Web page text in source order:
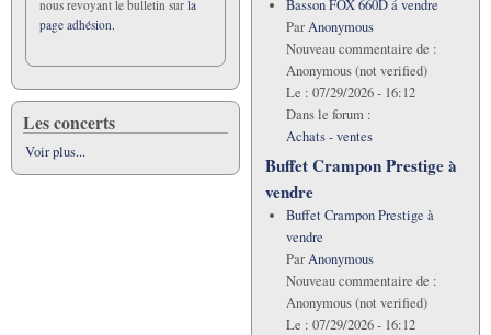
nous revoyant le bulletin sur la
page adhésion.
Les concerts
Voir plus...
Basson FOX 660D á vendre
ParAnonymous
Nouveau commentaire de :
Anonymous (not verified)
Le : 07/29/2026 - 16:12
Dans le forum :
Achats - ventes
Buffet Crampon Prestige à
vendre
Buffet Crampon Prestige à
vendre
ParAnonymous
Nouveau commentaire de :
Anonymous (not verified)
Le : 07/29/2026 - 16:12